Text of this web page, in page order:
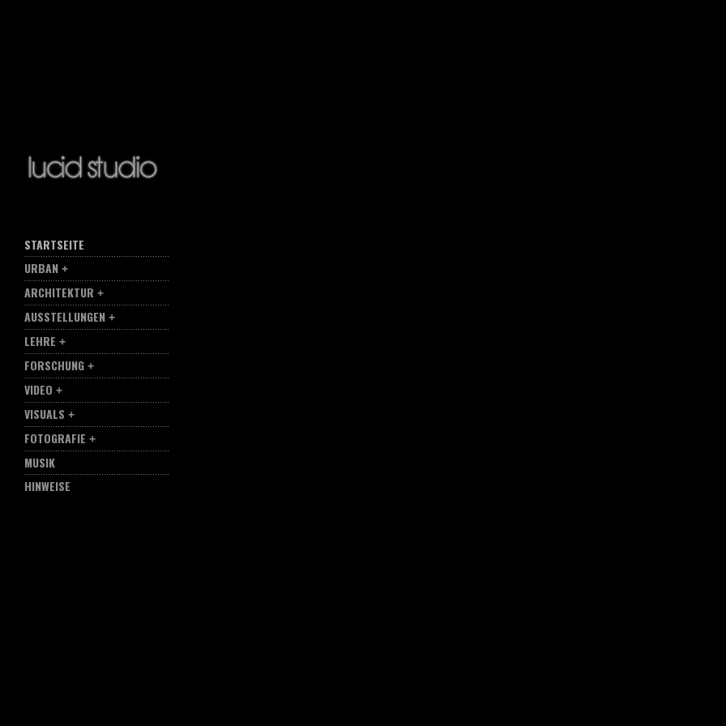
STARTSEITE
URBAN
ARCHITEKTUR
AUSSTELLUNGEN
LEHRE
FORSCHUNG
VIDEO
VISUALS
FOTOGRAFIE
MUSIK
HINWEISE